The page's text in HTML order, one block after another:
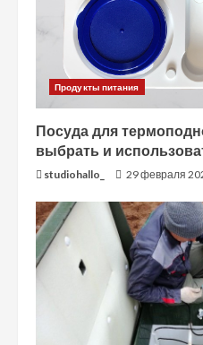
Продукты питания
Посуда для
выбрать и
studiohallo_ 29 февраля